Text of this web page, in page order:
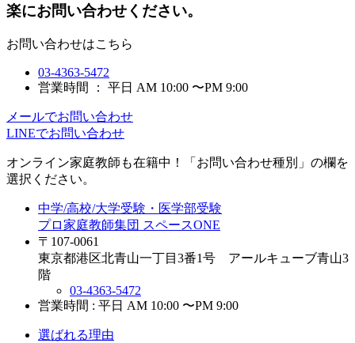
楽にお問い合わせください。
お問い合わせはこちら
03-4363-5472
営業時間 ： 平日 AM 10:00 〜PM 9:00
メールでお問い合わせ
LINEでお問い合わせ
オンライン家庭教師 も在籍中！「お問い合わせ種別」の欄を
選択ください。
中学/高校/大学受験・医学部受験
プロ家庭教師集団 スペースONE
〒107-0061
東京都港区北青山一丁目3番1号 アールキューブ青山3
階
03-4363-5472
営業時間 : 平日 AM 10:00 〜PM 9:00
選ばれる理由